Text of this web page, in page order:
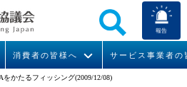
報告
消費者の皆様へ サービス事業者の
をかたるフィッシング(2009/12/08)